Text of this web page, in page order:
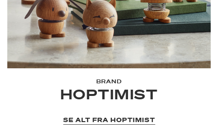
BRAND
HOPTIMIST
SE ALT FRA HOPTIMIST